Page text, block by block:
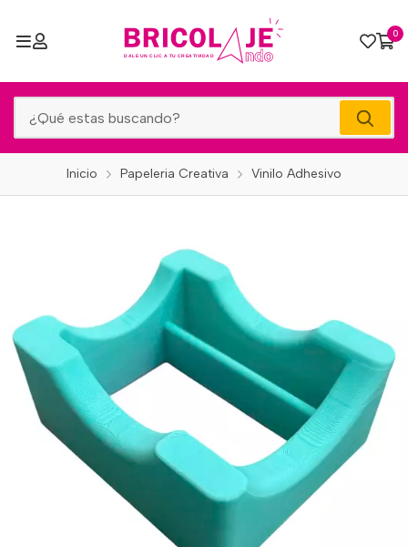
0
Inicio Papeleria Creativa Vinilo Adhesivo